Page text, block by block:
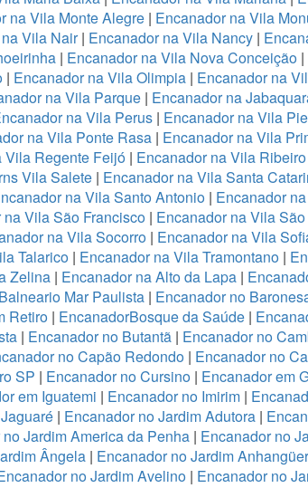
na Vila Monte Alegre | Encanador na Vila
Vila Nair| Encanador na Vila Nancy|
| Encanador na Vila Nova Conceição |
| Encanador na Vila Olimpia| Encanador na
na Vila Parque | Encanador na
na Vila Perus| Encanador na Vila
na Vila Ponte Rasa| Encanador na Vila
Vila Regente Feijó| Encanador na Vila
Vila Salete | Encanador na Vila Santa
na Vila Santo Antonio | Encanador
Vila São Francisco| Encanador na Vila
na Vila Socorro| Encanador na Vila
Talarico| Encanador na Vila Tramontano|
Zelina | Encanador na Alto da Lapa |
Mar Paulista | Encanador no
Retiro| EncanadorBosque da Saúde|
| Encanador no Butantã | Encanador no
no Capão Redondo | Encanador no
SP | Encanador no Cursino| Encanador em
em Iguatemi | Encanador no Imirim |
| Encanador no Jardim Adutora |
Jardim America da Penha | Encanador no
Ângela | Encanador no Jardim
no Jardim Avelino| Encanador no